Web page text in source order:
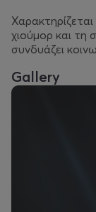
χιούμορ και τη
συνδυάζει
Gallery